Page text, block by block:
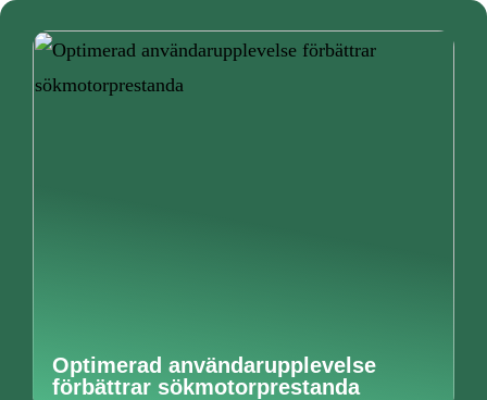
Optimerad användarupplevelse
förbättrar sökmotorprestanda